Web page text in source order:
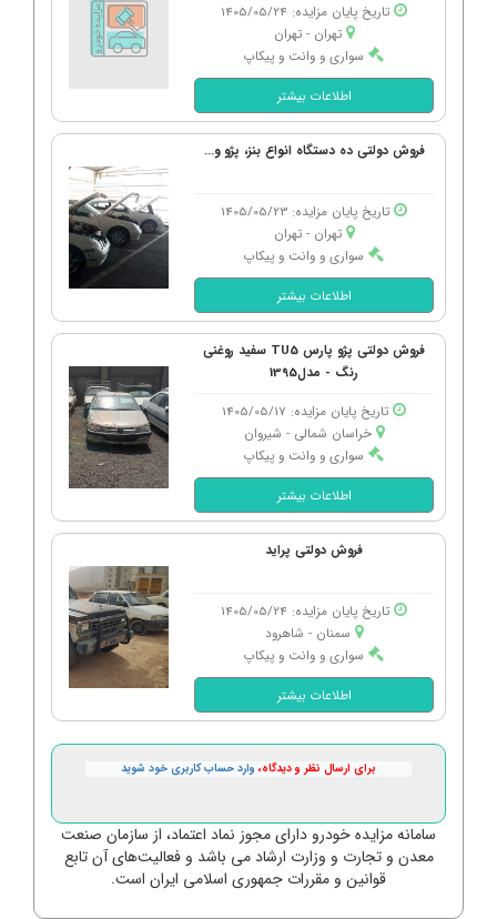
تاریخ پایان مزایده: 1405/05/24
تهران - تهران
سواری و وانت و پیکاپ
اطلاعات بیشتر
فروش دولتی ده دستگاه انواع بنز، پژو و...
تاریخ پایان مزایده: 1405/05/23
تهران - تهران
سواری و وانت و پیکاپ
اطلاعات بیشتر
فروش دولتی پژو پارس TU5 سفید روغنی
رنگ - مدل1395
تاریخ پایان مزایده: 1405/05/17
خراسان شمالی - شیروان
سواری و وانت و پیکاپ
اطلاعات بیشتر
فروش دولتی پراید
تاریخ پایان مزایده: 1405/05/24
سمنان - شاهرود
سواری و وانت و پیکاپ
اطلاعات بیشتر
برای ارسال نظر و دیدگاه، وارد حساب کاربری خود شوید
سامانه مزایده خودرو دارای مجوز نماد اعتماد، از سازمان صنعت
معدن و تجارت و وزارت ارشاد می باشد و فعالیت‌های آن تابع
قوانین و مقررات جمهوری اسلامی ایران است.